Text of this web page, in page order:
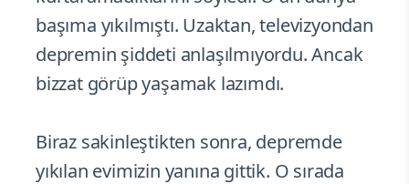
başıma yıkılmıştı. Uzaktan, televizyondan
depremin şiddeti anlaşılmıyordu. Ancak
bizzat görüp yaşamak lazımdı.
Biraz sakinleştikten sonra, depremde
yıkılan evimizin yanına gittik. O sırada